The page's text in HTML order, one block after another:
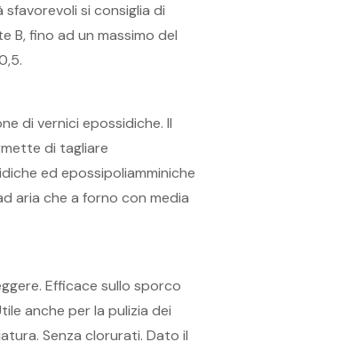
si consiglia di
B, fino ad un massimo del
di vernici epossidiche. Il
di tagliare
ed epossipoliamminiche
aria che a forno con media
Efficace sullo sporco
anche per la pulizia dei
Senza clorurati. Dato il